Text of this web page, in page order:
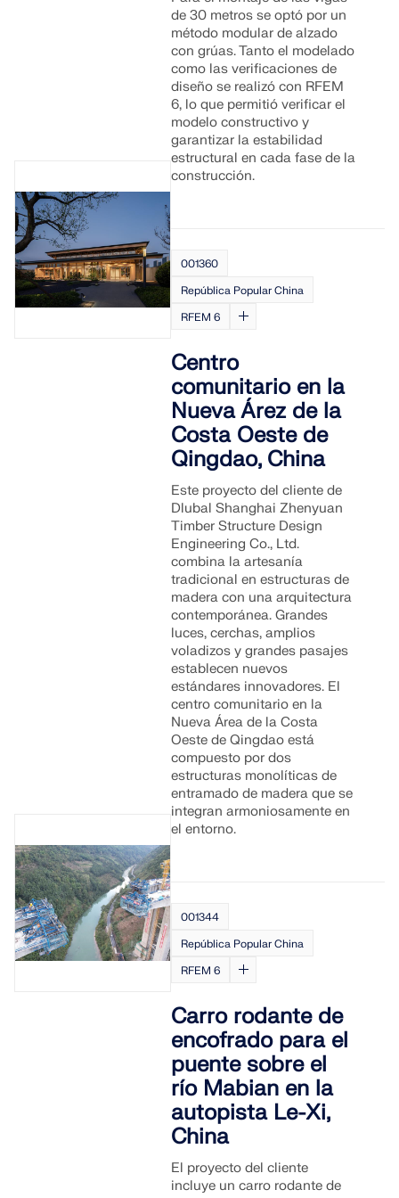
Software de CFD para túneles de viento digital
Más información
Dlubal API
Su puerta al modelado paramétrico y la automatización
Explorar API
Suscripciones y precios
AEF para conexiones de acero
Diseñe y analice las conexiones de acero utilizando
CBFEM, conforme a EN 1993‑1‑8 y AISC 360,
totalmente integrado en RFEM 6 para flujos de
trabajo estructurales más rápidos y precisos.
Herramienta de Zona Geográfica
El servicio en línea de Dlubal proporciona mapas de
nieve, velocidades del viento y datos sísmicos.
OBTENER LICENCIA GRATUITA
CONECTAR CON EL SOPORTE TÉCNICO
lleva tu carrera a nuevos niveles.
EXPLORE LAS VACANTES DISPONIBLES
de 30 metros se optó por un
método modular de alzado
con grúas. Tanto el modelado
como las verificaciones de
diseño se realizó con RFEM
6, lo que permitió verificar el
modelo constructivo y
garantizar la estabilidad
estructural en cada fase de la
construcción.
001360
República Popular China
RFEM 6
Centro
comunitario en la
Nueva Árez de la
Costa Oeste de
Qingdao, China
Este proyecto del cliente de
Dlubal Shanghai Zhenyuan
Timber Structure Design
Engineering Co., Ltd.
combina la artesanía
tradicional en estructuras de
madera con una arquitectura
contemporánea. Grandes
luces, cerchas, amplios
voladizos y grandes pasajes
establecen nuevos
estándares innovadores. El
centro comunitario en la
Nueva Área de la Costa
Oeste de Qingdao está
compuesto por dos
estructuras monolíticas de
entramado de madera que se
integran armoniosamente en
el entorno.
001344
República Popular China
RFEM 6
Carro rodante de
encofrado para el
puente sobre el
río Mabian en la
autopista Le-Xi,
China
El proyecto del cliente
incluye un carro rodante de